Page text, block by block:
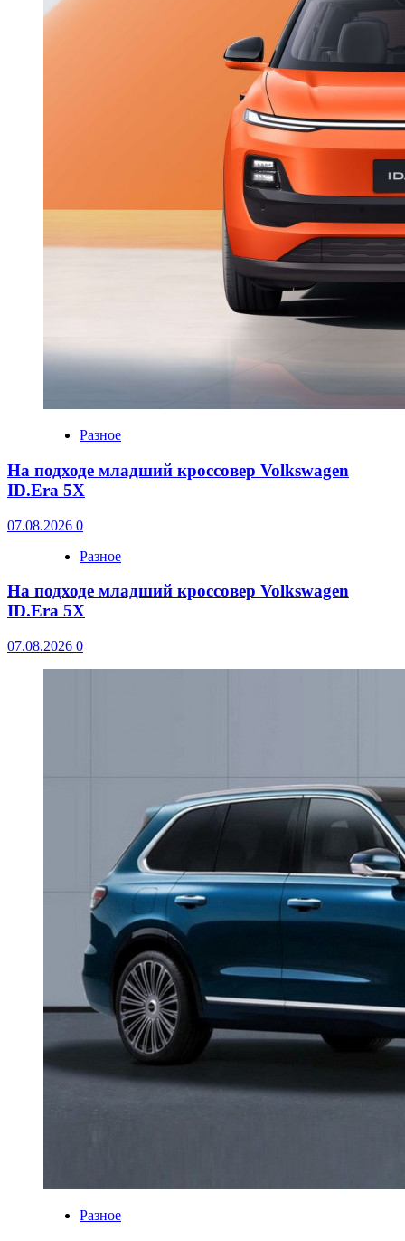
Разное
На подходе младший кроссовер Volkswagen
ID.Era 5X
07.08.2026 0
Разное
На подходе младший кроссовер Volkswagen
ID.Era 5X
07.08.2026 0
Разное